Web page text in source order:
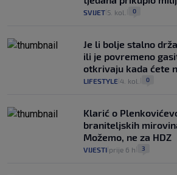
SVIJET 5. kol. 0
Je li bolje stalno
ili je povremeno
otkrivaju kada ćete
LIFESTYLE 4. kol. 0
Klarić o
braniteljskih
Možemo, ne za HDZ
VIJESTI prije 6 h 3